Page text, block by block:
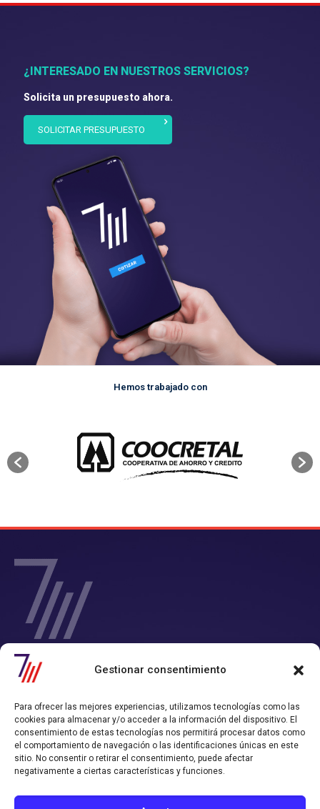
Gestionar consentimiento
Para ofrecer las mejores experiencias, utilizamos tecnologías como las
cookies para almacenar y/o acceder a la información del dispositivo. El
consentimiento de estas tecnologías nos permitirá procesar datos como
el comportamiento de navegación o las identificaciones únicas en este
sitio. No consentir o retirar el consentimiento, puede afectar
negativamente a ciertas características y funciones.
¿INTERESADO EN NUESTROS SERVICIOS?
Solicita un presupuesto ahora.
SOLICITAR PRESUPUESTO
Hemos trabajado con
SIETE Y MEDIA - Agencia de Marketing Digital en
Chile
el que consigues tiempo y rentabilidad.
Nos convertimos en tu departamento de Marketing Online, y
trabajamos alineados con los objetivos de ventas que hayas definido.
Política de Privacidad Política de Cookies
CONTACTO AGENCIA